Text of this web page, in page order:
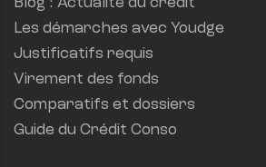
Blog : Actualité du crédit
Les démarches avec Youdge
Justificatifs requis
Virement des fonds
Comparatifs et dossiers
Guide du Crédit Conso